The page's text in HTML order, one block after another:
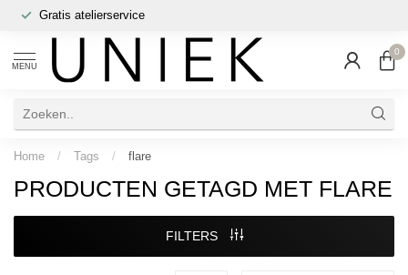
Gratis atelierservice
MENU
0
Home / Tags / flare
PRODUCTEN GETAGD MET FLARE
FILTERS